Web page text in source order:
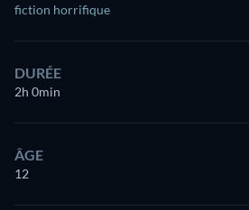
fiction horrifique
DURÉE
2h 0min
ÂGE
12